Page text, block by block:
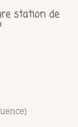
station de